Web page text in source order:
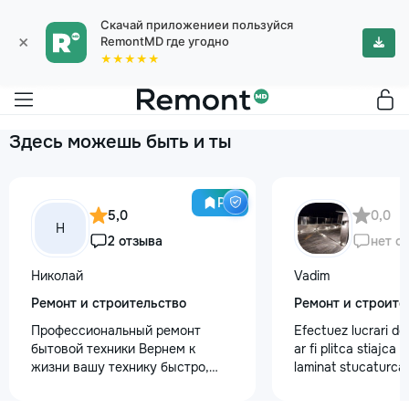
×
Скачай приложениеи пользуйся
RemontMD где угодно
★★★★★
Здесь можешь быть и ты
Pro
Н
5,0
2 отзыва
Николай
Ремонт и строительство
Профессиональный ремонт
бытовой техники Вернем к
жизни вашу технику быстро,
0,0
нет
Vadim
Ремонт и
Efectuez lucrari
ar fi plitca stiajca
laminat